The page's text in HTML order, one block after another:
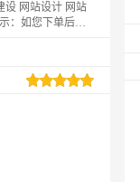
设 网站设计 网站
：如您下单后无
买产品（如遇问